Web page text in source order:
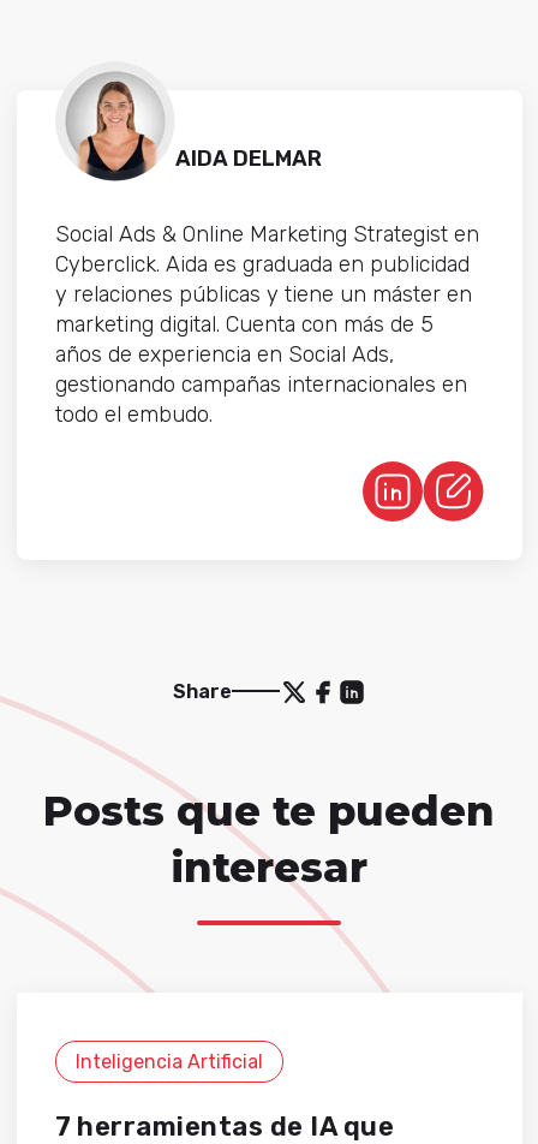
AIDA DELMAR
Social Ads & Online Marketing Strategist en
Cyberclick. Aida es graduada en publicidad
y relaciones públicas y tiene un máster en
marketing digital. Cuenta con más de 5
años de experiencia en Social Ads,
gestionando campañas internacionales en
todo el embudo.
Share
Posts que te pueden
interesar
Inteligencia Artificial
7 herramientas de IA que